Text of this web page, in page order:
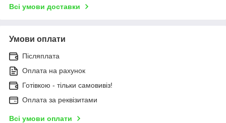
Всі умови доставки
Умови оплати
Післяплата
Оплата на рахунок
Готівкою - тільки самовивіз!
Оплата за реквізитами
Всі умови оплати